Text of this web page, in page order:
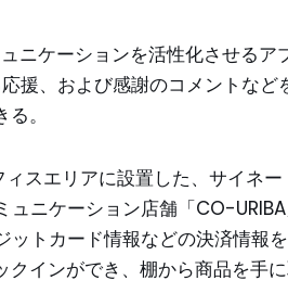
ニケーションを活性化させるア
援、および感謝のコメントなど
。
スエリアに設置した、サイネー
ニケーション店舗「CO-URIBA
ットカード情報などの決済情報
インができ、棚から商品を手